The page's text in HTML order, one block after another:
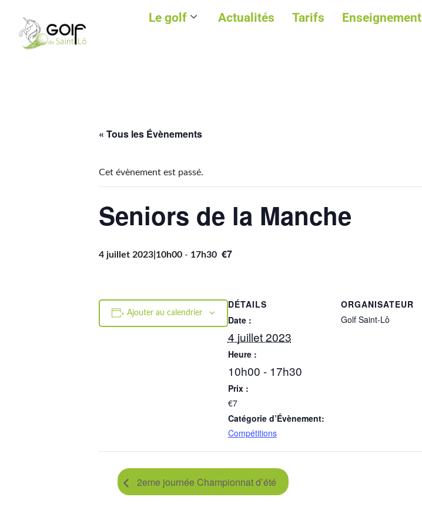
Le golf Actualités Tarifs Enseignement
« Tous les Évènements
Cet évènement est passé.
Seniors de la Manche
4 juillet 2023|10h00 - 17h30 €7
Ajouter au calendrier
DÉTAILS
Date :
4 juillet 2023
Heure :
10h00 - 17h30
Prix :
€7
Catégorie d’Évènement:
Compétitions
ORGANISATEUR
Golf Saint-Lô
2eme journée Championnat d’été